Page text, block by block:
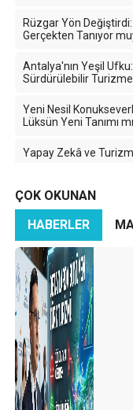
Rüzgar Yön
Gerçekten Tanıyor
Antalya'nın Yeşil
Sürdürülebilir
Yeni Nesil
Lüksün Yeni Tanımı
Yapay Zekâ ve Turizm
Bir Yaklaşım
OTELLERDE
Tarsus Turizm Çalıştayı
GORDION ANTİK
Yanan Ormanlar,
Yeni bir turizm akımı:
ÇOK OKUNAN
HABERLER